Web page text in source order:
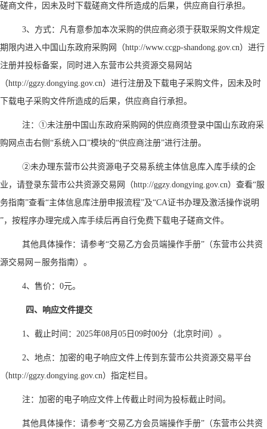
磋商文件，因未及时下载磋商文件所造成的后果，供应商自行承担。
3、方式：凡有意参加本次采购的供应商必须于获取采购文件规定
期限内进入中国山东政府采购网（http://www.ccgp-shandong.gov.cn）进行
注册并投标备案，同时进入东营市公共资源交易网站
（http://ggzy.dongying.gov.cn）进行注册及下载电子采购文件，因未及时
下载电子采购文件所造成的后果，供应商自行承担。
注：①未注册中国山东政府采购网的供应商须登录中国山东政府采
购网点击右侧“系统入口”模块的“供应商注册”进行注册。
②未办理东营市公共资源电子交易系统主体信息库入库手续的企
业，请登录东营市公共资源交易网（http://ggzy.dongying.gov.cn）查看“服
务指南”查看“主体信息库注册申报流程”及“CA证书办理及激活操作说明
”，按程序办理完成入库手续后再自行免费下载电子磋商文件。
其他具体操作：请参考“交易乙方会员端操作手册”（东营市公共资
源交易网－服务指南）。
4、售价：0元。
四、响应文件提交
1、截止时间：2025年08月05日09时00分（北京时间）。
2、地点：加密的电子响应文件上传到东营市公共资源交易平台
（http://ggzy.dongying.gov.cn）指定栏目。
注：加密的电子响应文件上传截止时间为投标截止时间。
其他具体操作：请参考“交易乙方会员端操作手册”（东营市公共资